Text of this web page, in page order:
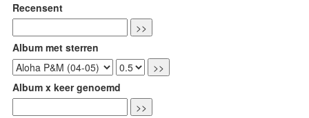
Recensent
Album met sterren
Album x keer genoemd